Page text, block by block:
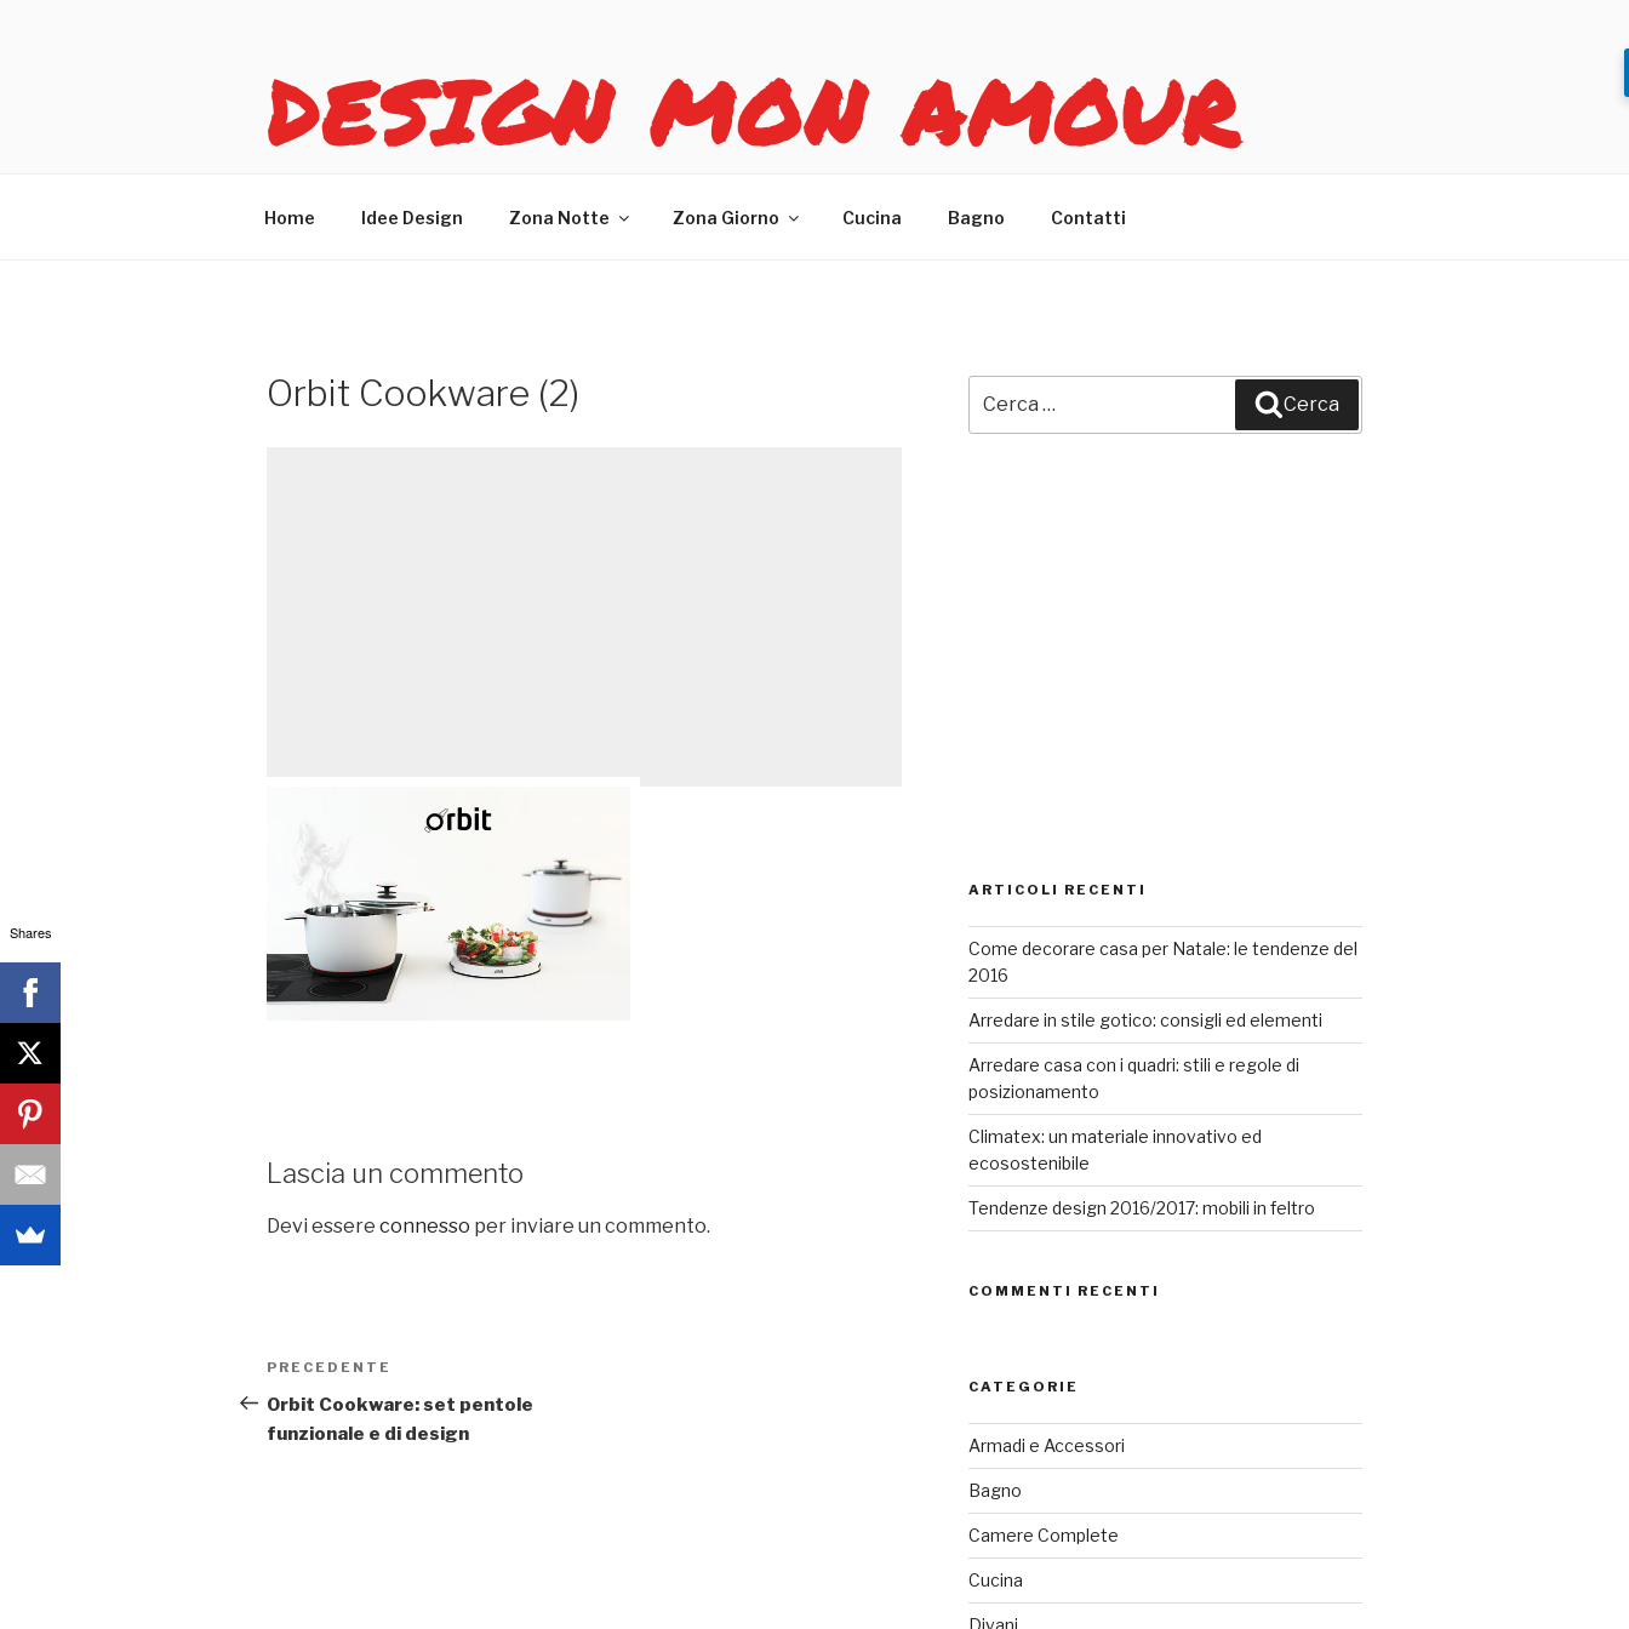
DESIGN MON AMOUR
Home Idee Design Zona Notte Zona Giorno Cucina Bagno Contatti
Orbit Cookware (2)
Lascia un commento
Devi essere connesso per inviare un commento.
Navigazione
articoli
Articolo
precedente:
PRECEDENTE
Orbit Cookware: set pentole
funzionale e di design
Cerca
ARTICOLI RECENTI
Come decorare casa per Natale: le tendenze del
2016
Arredare in stile gotico: consigli ed elementi
Arredare casa con i quadri: stili e regole di
posizionamento
Climatex: un materiale innovativo ed
ecosostenibile
Tendenze design 2016/2017: mobili in feltro
COMMENTI RECENTI
CATEGORIE
Armadi e Accessori
Bagno
Camere Complete
Cucina
Shares